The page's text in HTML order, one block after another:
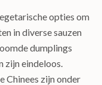
opties om
in diverse sauzen
dumplings
zijn eindeloos.
Chinees zijn onder